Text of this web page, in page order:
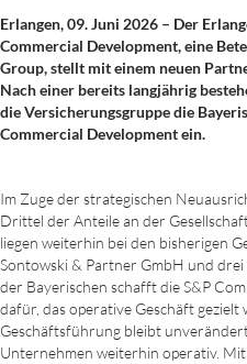
Erlangen, 09. Juni 2026 – Der
Commercial Development, eine
Group, stellt mit einem neuen
Nach einer bereits langjährig
die Versicherungsgruppe die
Commercial Development ein.
Im Zuge der strategischen
Drittel der Anteile an der
liegen weiterhin bei den bisherigen
Sontowski & Partner GmbH und
der Bayerischen schafft die S&P
dafür, das operative Geschäft
Geschäftsführung bleibt
Unternehmen weiterhin operativ.